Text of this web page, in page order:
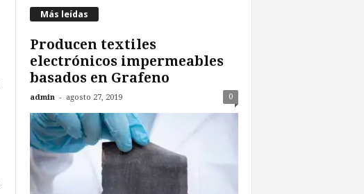
Más leídas
Producen textiles
electrónicos impermeables
basados en Grafeno
admin - agosto 27, 2019 0